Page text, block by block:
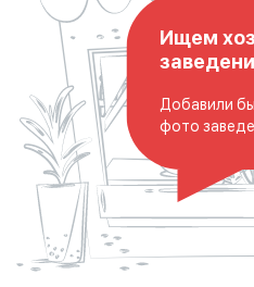
Ищем
Добавили бы
фото